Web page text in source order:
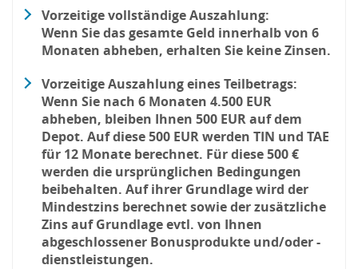
Vorzeitige vollständige Auszahlung:
Wenn Sie das gesamte Geld innerhalb von 6
Monaten abheben, erhalten Sie keine Zinsen.
Vorzeitige Auszahlung eines Teilbetrags:
Wenn Sie nach 6 Monaten 4.500 EUR
abheben, bleiben Ihnen 500 EUR auf dem
Depot. Auf diese 500 EUR werden TIN und TAE
für 12 Monate berechnet. Für diese 500 €
werden die ursprünglichen Bedingungen
beibehalten. Auf ihrer Grundlage wird der
Mindestzins berechnet sowie der zusätzliche
Zins auf Grundlage evtl. von Ihnen
abgeschlossener Bonusprodukte und/oder -
dienstleistungen.